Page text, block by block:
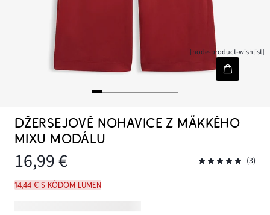
[node-product-wishlist]
DŽERSEJOVÉ NOHAVICE Z MÄKKÉHO
MIXU MODÁLU
16,99 € (3)
14,44 € s kódom LUMEN